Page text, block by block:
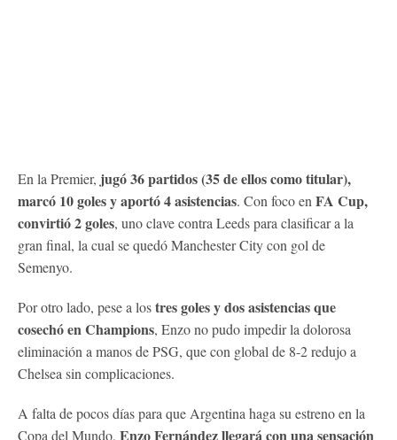
En la Premier, jugó 36 partidos (35 de ellos como titular),
marcó 10 goles y aportó 4 asistencias. Con foco en FA Cup,
convirtió 2 goles, uno clave contra Leeds para clasificar a la
gran final, la cual se quedó Manchester City con gol de
Semenyo.
Por otro lado, pese a lostres goles y dos asistencias que
cosechó en Champions, Enzo no pudo impedir la dolorosa
eliminación a manos de PSG, que con global de 8-2 redujo a
Chelsea sin complicaciones.
A falta de pocos días para que Argentina haga su estreno en la
Copa del Mundo, Enzo Fernández llegará con una sensación